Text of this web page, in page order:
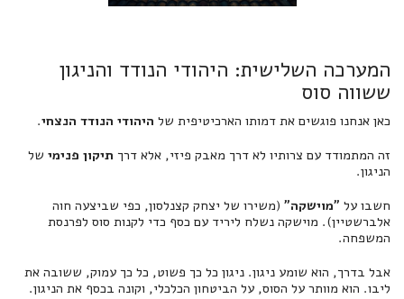
המערכה השלישית: היהודי הנודד והניגון
ששווה סוס
כאן אנחנו פוגשים את דמותו הארכיטיפית של היהודי הנודד הנצחי.
זה המתמודד עם צרותיו לא דרך מאבק פיזי, אלא דרך תיקון פנימי של
הניגון.
חשבו על "מוישקה" (משירו של יצחק קצנלסון, כפי שביצעה חוה
אלברשטיין). מוישקה נשלח ליריד עם כסף כדי לקנות סוס לפרנסת
המשפחה.
אבל בדרך, הוא שומע ניגון. ניגון כל כך פשוט, כל כך עמוק, ששובה את
ליבו. הוא מוותר על הסוס, על הביטחון הכלכלי, וקונה בכסף את הניגון.